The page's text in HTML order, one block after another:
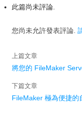
此篇尚未評論.
您尚未允許發表評論.
上篇文章
將您的 FileMaker
下篇文章
FileMaker 極為便捷的